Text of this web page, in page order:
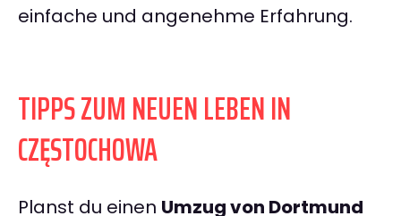
einfache und angenehme Erfahrung.
TIPPS ZUM NEUEN LEBEN IN
CZĘSTOCHOWA
Planst du einen Umzug von Dortmund